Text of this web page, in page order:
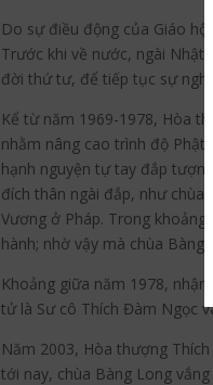
Do sự điều động của Giáo
Trước khi về nước, ngài
đời thứ tư, để tiếp tục sự
Kể từ năm 1969-1978, Hòa
nhằm nâng cao trình độ
hạnh nguyện tự tay đắp
đích thân ngài đắp, như chùa
Vương ở Pháp. Trong
hành; nhờ vậy mà chùa
Khoảng giữa năm 1978,
tử là Sư cô Thích Đàm Ngọc
Năm 2003, Hòa thượng
tới nay, chùa Bàng Long